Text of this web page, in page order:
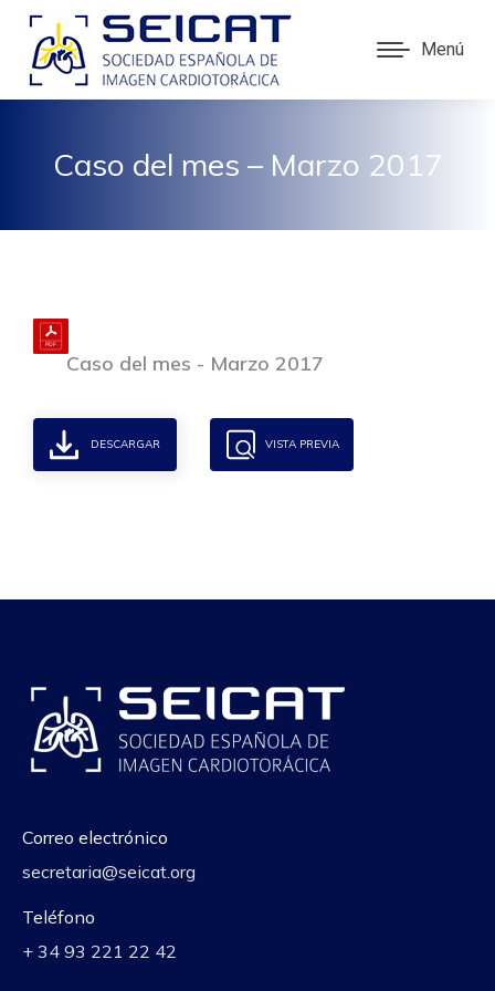
Menú
Caso del mes – Marzo 2017
Caso del mes - Marzo 2017
DESCARGAR VISTA PREVIA
Correo electrónico
secretaria@seicat.org
Teléfono
+ 34 93 221 22 42